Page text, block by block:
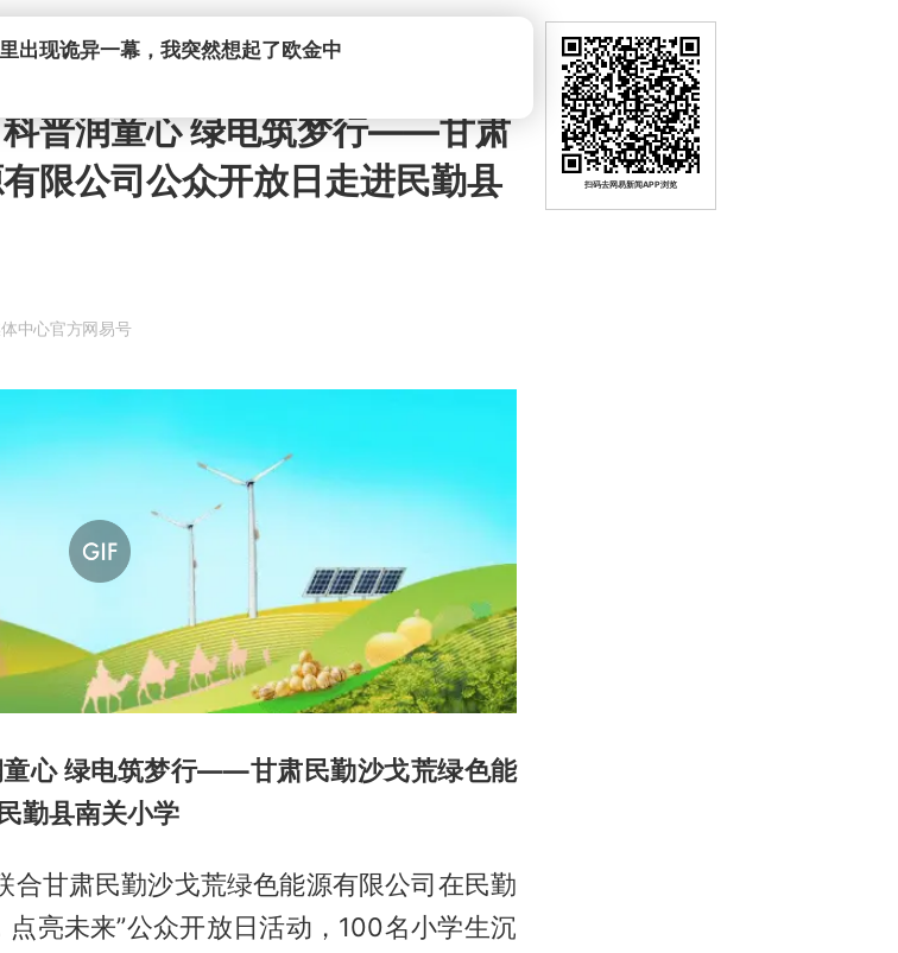
出现诡异一幕，我突然想起了欧金中
普润童心 绿电筑梦行——甘肃
限公司公众开放日走进民勤县
中心官方网易号
童心 绿电筑梦行——甘肃民勤沙戈荒绿色能
勤县南关小学
合甘肃民勤沙戈荒绿色能源有限公司在民勤
亮未来”公众开放日活动，100名小学生沉
扫码去网易新闻APP浏览